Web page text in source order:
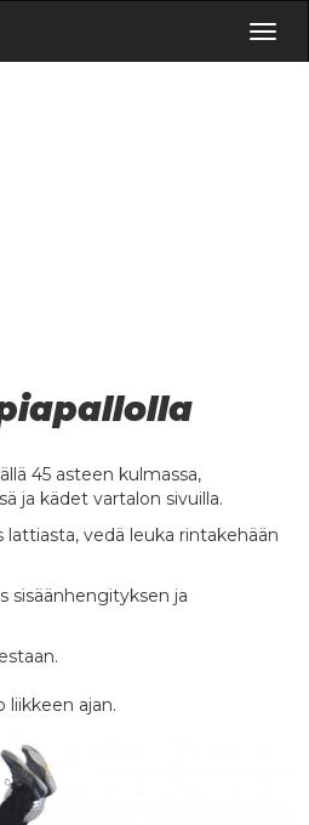
45 asteen kulmassa,
ja kädet vartalon sivuilla.
lattiasta, vedä leuka rintakehään
sisäänhengityksen ja
liikkeen ajan.